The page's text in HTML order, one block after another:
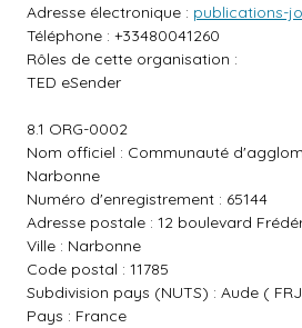
Adresse électronique : publications-
Téléphone : +33480041260
Rôles de cette organisation :
TED eSender
8.1 ORG-0002
Nom officiel : Communauté
Narbonne
Numéro d'enregistrement : 65144
Adresse postale : 12 boulevard
Ville : Narbonne
Code postal : 11785
Subdivision pays (NUTS) : Aude (
Pays : France